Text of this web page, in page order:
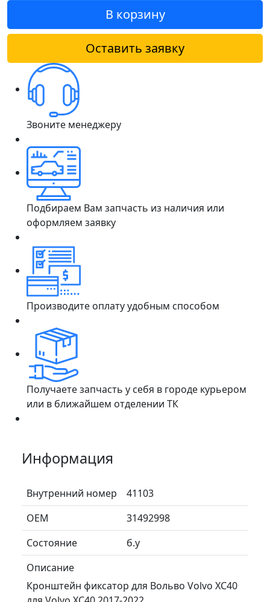
В корзину
Оставить заявку
Звоните менеджеру
Подбираем Вам запчасть из наличия или
оформляем заявку
Производите оплату удобным способом
Получаете запчасть у себя в городе курьером
или в ближайшем отделении ТК
Информация
Внутренний номер
41103
ОЕМ
31492998
Состояние
б.у
Описание
Кронштейн фиксатор для Вольво Volvo XC40